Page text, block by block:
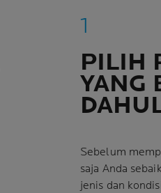
PILIH
YANG
Sebelum
saja Anda
jenis dan